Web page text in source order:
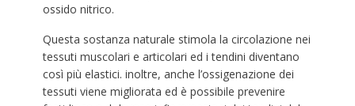
ossido nitrico.
Questa sostanza naturale stimola la circolazione nei
tessuti muscolari e articolari ed i tendini diventano
così più elastici. inoltre, anche l’ossigenazione dei
tessuti viene migliorata ed è possibile prevenire